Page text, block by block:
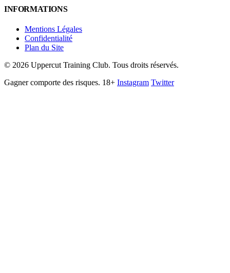
INFORMATIONS
Mentions Légales
Confidentialité
Plan du Site
© 2026 Uppercut Training Club. Tous droits réservés.
Gagner comporte des risques. 18+ Instagram Twitter